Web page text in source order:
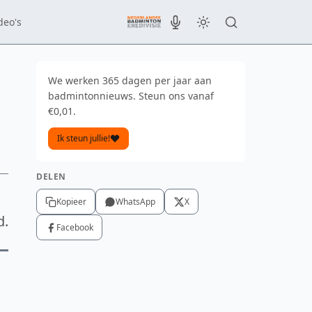
We werken 365 dagen per jaar aan
badmintonnieuws. Steun ons vanaf
€0,01.
Ik steun jullie!
DELEN
Kopieer WhatsApp X
Facebook